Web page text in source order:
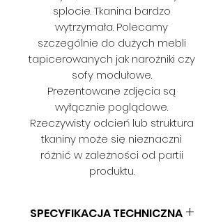
splocie. Tkanina bardzo
wytrzymała. Polecamy
szczególnie do dużych mebli
tapicerowanych jak narożniki czy
sofy modułowe.
Prezentowane zdjęcia są
wyłącznie poglądowe.
Rzeczywisty odcień lub struktura
tkaniny może się nieznaczni
różnić w zależności od partii
produktu.
SPECYFIKACJA TECHNICZNA